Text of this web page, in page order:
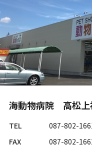
海動物病院 高松上
TEL
087-802-
FAX
087-802-